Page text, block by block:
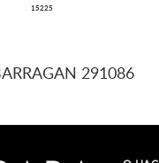
15225
291086